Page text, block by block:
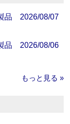
品 2026/08/07
品 2026/08/06
もっと見る »